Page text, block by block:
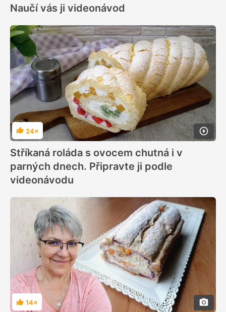
Naučí vás ji videonávod
Hodnocení
24×
Stříkaná roláda s ovocem chutná i v
parných dnech. Připravte ji podle
videonávodu
Hodnocení
14×